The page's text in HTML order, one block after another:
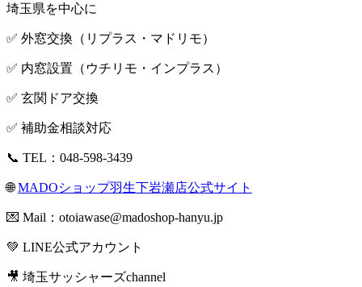
埼玉県を中心に
✅ 外窓交換（リプラス・マドリモ）
✅ 内窓設置（ウチリモ・インプラス）
✅ 玄関ドア交換
✅ 補助金相談対応
📞 TEL：048-598-3439
🌐MADOショップ羽生下岩瀬店公式サイト
💌 Mail： otoiawase@madoshop-hanyu.jp
💚 LINE公式アカウント
🎥 埼玉サッシャーズchannel